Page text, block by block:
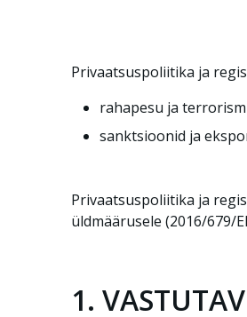
Privaatsuspoliitika ja
rahapesu ja
sanktsioonid ja
Privaatsuspoliitika ja
üldmäärusele (2016/679/
1.